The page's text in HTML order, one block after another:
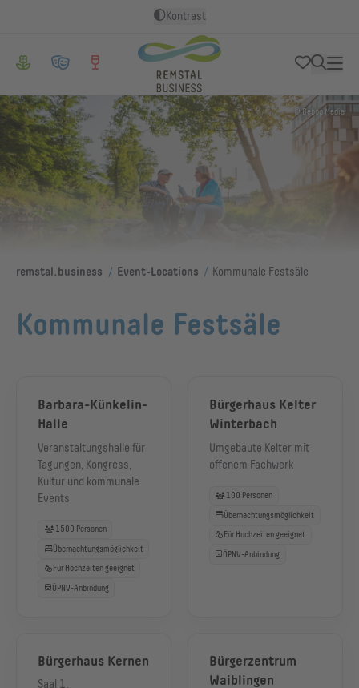
Kontrast
© Bebop Media
remstal.business / Event-Locations / Kommunale Festsäle
Kommunale Festsäle
Barbara-Künkelin-
Halle
Veranstaltungshalle für
Tagungen, Kongress,
Kultur und kommunale
Events
1500 Personen
Übernachtungsmöglichkeit
Für Hochzeiten geeignet
ÖPNV-Anbindung
Bürgerhaus Kelter
Winterbach
Umgebaute Kelter mit
offenem Fachwerk
100 Personen
Übernachtungsmöglichkeit
Für Hochzeiten geeignet
ÖPNV-Anbindung
Bürgerhaus Kernen
Saal 1,
Bürgerzentrum
Waiblingen